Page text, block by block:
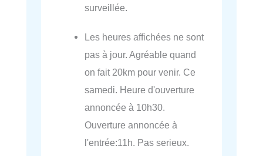
surveillée.
Les heures affichées ne sont
pas à jour. Agréable quand
on fait 20km pour venir. Ce
samedi. Heure d'ouverture
annoncée à 10h30.
Ouverture annoncée à
l'entrée:11h. Pas serieux.